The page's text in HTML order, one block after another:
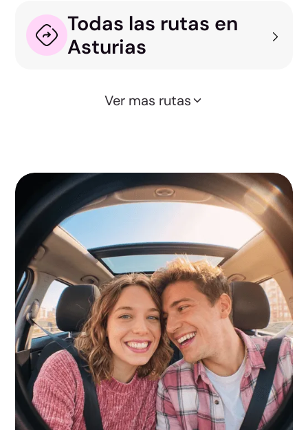
Todas las rutas en
Asturias
Ver mas rutas